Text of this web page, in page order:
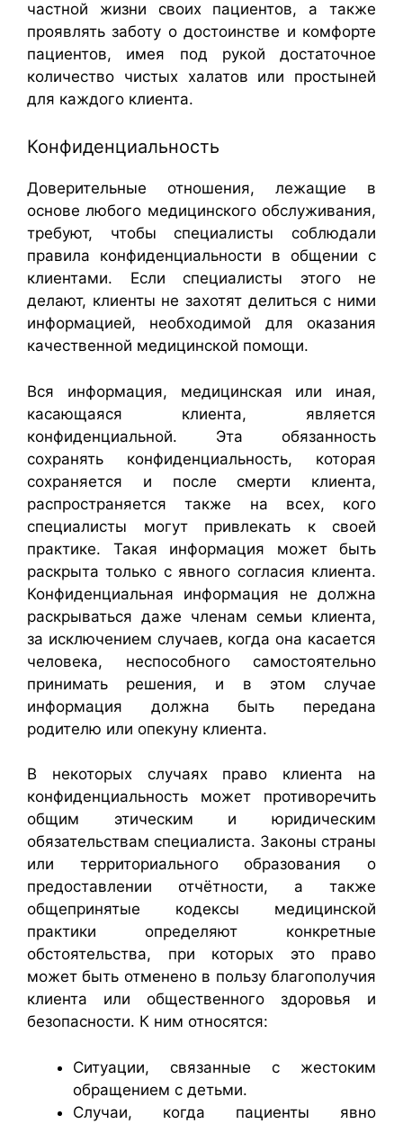
частной жизни своих пациентов, а также
проявлять заботу о достоинстве и комфорте
пациентов, имея под рукой достаточное
количество чистых халатов или простыней
для каждого клиента.
Конфиденциальность
Доверительные отношения, лежащие в
основе любого медицинского обслуживания,
требуют, чтобы специалисты соблюдали
правила конфиденциальности в общении с
клиентами. Если специалисты этого не
делают, клиенты не захотят делиться с ними
информацией, необходимой для оказания
качественной медицинской помощи.
Вся информация, медицинская или иная,
касающаяся клиента, является
конфиденциальной. Эта обязанность
сохранять конфиденциальность, которая
сохраняется и после смерти клиента,
распространяется также на всех, кого
специалисты могут привлекать к своей
практике. Такая информация может быть
раскрыта только с явного согласия клиента.
Конфиденциальная информация не должна
раскрываться даже членам семьи клиента,
за исключением случаев, когда она касается
человека, неспособного самостоятельно
принимать решения, и в этом случае
информация должна быть передана
родителю или опекуну клиента.
В некоторых случаях право клиента на
конфиденциальность может противоречить
общим этическим и юридическим
обязательствам специалиста. Законы страны
или территориального образования о
предоставлении отчётности, а также
общепринятые кодексы медицинской
практики определяют конкретные
обстоятельства, при которых это право
может быть отменено в пользу благополучия
клиента или общественного здоровья и
безопасности. К ним относятся:
Ситуации, связанные с жестоким
обращением с детьми.
Случаи, когда пациенты явно